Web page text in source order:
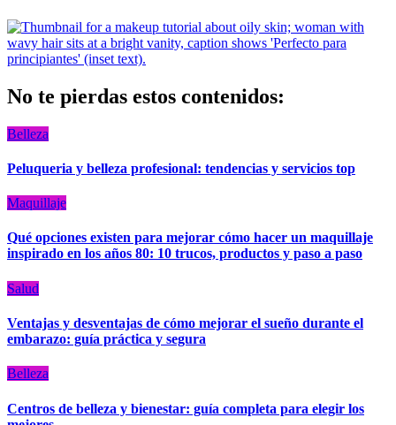
No te pierdas estos contenidos:
Belleza
Peluqueria y belleza profesional: tendencias y servicios top
Maquillaje
Qué opciones existen para mejorar cómo hacer un maquillaje
inspirado en los años 80: 10 trucos, productos y paso a paso
Salud
Ventajas y desventajas de cómo mejorar el sueño durante el
embarazo: guía práctica y segura
Belleza
Centros de belleza y bienestar: guía completa para elegir los